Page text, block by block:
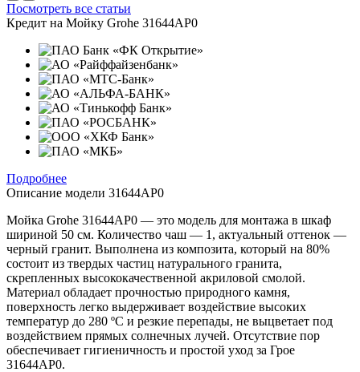
Посмотреть все статьи
Кредит на Мойку Grohe 31644AP0
Подробнее
Описание модели 31644AP0
Мойка Grohe 31644AP0 — это модель для монтажа в шкаф
шириной 50 см. Количество чаш — 1, актуальный оттенок —
черный гранит. Выполнена из композита, который на 80%
состоит из твердых частиц натурального гранита,
скрепленных высококачественной акриловой смолой.
Материал обладает прочностью природного камня,
поверхность легко выдерживает воздействие высоких
температур до 280 ºС и резкие перепады, не выцветает под
воздействием прямых солнечных лучей. Отсутствие пор
обеспечивает гигиеничность и простой уход за Грое
31644AP0.